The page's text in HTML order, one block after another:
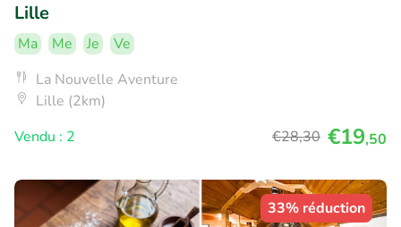
Lille
Ma Me Je
Ve
La Nouvelle Aventure
Lille (2km)
Vendu : 2
€28,30 €19,50
33% réduction